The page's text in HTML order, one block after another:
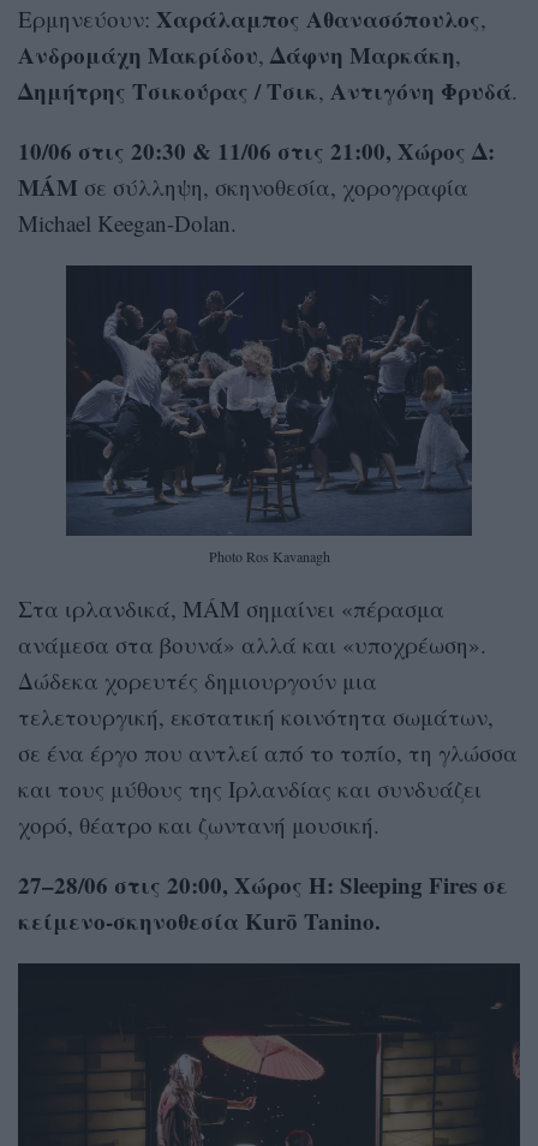
Ερμηνεύουν: Χαράλαμπος Αθανασόπουλος,
Ανδρομάχη Μακρίδου, Δάφνη Μαρκάκη,
Δημήτρης Τσικούρας / Τσικ, Αντιγόνη Φρυδά.
10/06 στις 20:30 & 11/06 στις 21:00, Χώρος Δ:
MÁM σε σύλληψη, σκηνοθεσία, χορογραφία
Μichael Keegan-Dolan.
Photo Ros Kavanagh
Στα ιρλανδικά, MÁM σημαίνει «πέρασμα
ανάμεσα στα βουνά» αλλά και «υποχρέωση».
Δώδεκα χορευτές δημιουργούν μια
τελετουργική, εκστατική κοινότητα σωμάτων,
σε ένα έργο που αντλεί από το τοπίο, τη γλώσσα
και τους μύθους της Ιρλανδίας και συνδυάζει
χορό, θέατρο και ζωντανή μουσική.
27–28/06 στις 20:00, Χώρος Η: Sleeping Fires σε
κείμενο-σκηνοθεσία Kurō Tanino.